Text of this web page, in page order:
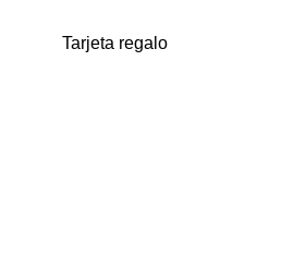
Tarjeta regalo